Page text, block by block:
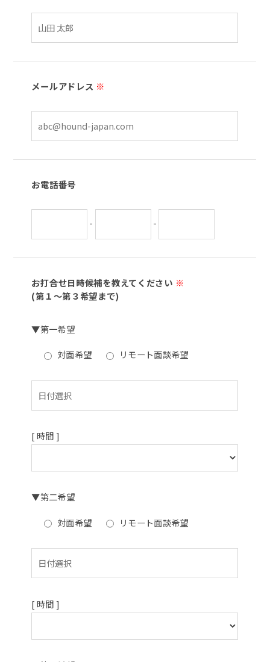
メールアドレス ※
お電話番号
- -
お打合せ日時候補を教えてください ※
(第１～第３希望まで)
▼第一希望
対面希望 リモート面談希望
[ 時間 ]
▼第二希望
対面希望 リモート面談希望
[ 時間 ]